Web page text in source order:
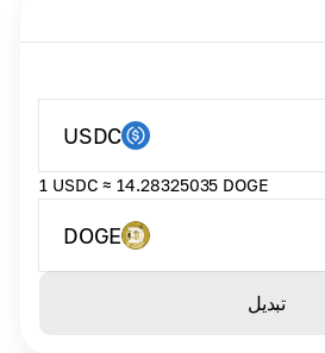
USDC
1 USDC ≈ 14.28325035 DOGE
DOGE
تبدیل